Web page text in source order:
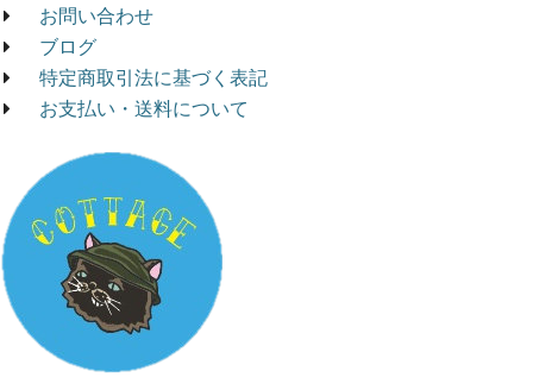
お問い合わせ
ブログ
特定商取引法に基づく表記
お支払い・送料について